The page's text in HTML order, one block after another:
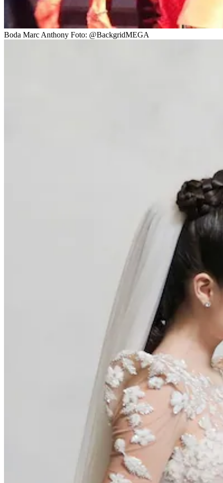
Boda Marc Anthony Foto: @BackgridMEGA